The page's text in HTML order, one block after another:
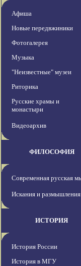
Афиша
Новые передвжиники
Фотогалерея
Музыка
"Неизвестные" музеи
Риторика
Русские храмы и
монастыри
Видеоархив
ФИЛОСОФИЯ
Современная русская
Искания и размышления
ИСТОРИЯ
История России
История в МГУ